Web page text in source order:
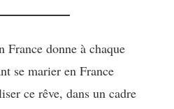
France donne à chaque
se marier en France
ce rêve, dans un cadre